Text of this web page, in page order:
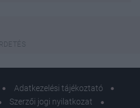
Adatkezelési tájékoztató
Szerzői jogi nyilatkozat